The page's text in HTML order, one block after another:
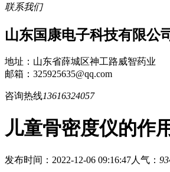
联系我们
山东国康电子科技有限公
地址：山东省薛城区神工路威智药业
邮箱：325925635@qq.com
咨询热线13616324057
儿童骨密度仪的作
发布时间：2022-12-06 09:16:47人气：